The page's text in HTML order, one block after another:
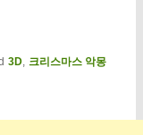
3D, 크리스마스 악몽